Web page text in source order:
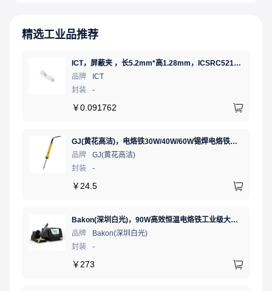
精选工业品推荐
ICT，屏蔽夹 ，长5.2mm*高1.28mm，ICSRC52128SFR
品牌
ICT
封装
-
￥0.091762
GJ(黄花高洁)，电烙铁30W/40W/60W锡焊电烙铁焊接工具电焊笔手机电子维修（内热35W），NO.435(35W)
品牌
GJ(黄花高洁)
封装
-
￥ 24.5
Bakon(深圳白光)，90W高效恒温电烙铁工业级大功率数显可调温无铅智能电烙铁，BK90（新老款交替发货）
品牌
Bakon(深圳白光)
封装
-
￥ 273